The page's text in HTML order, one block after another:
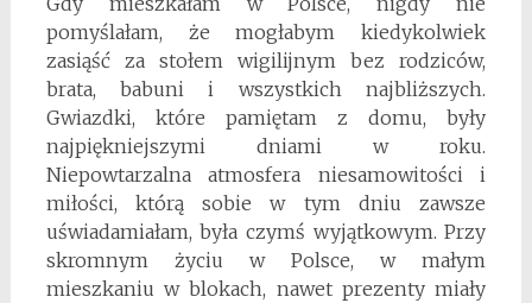
pomyślałam, że mogłabym kiedykolwiek
zasiąść za stołem wigilijnym bez rodziców,
brata, babuni i wszystkich najbliższych.
Gwiazdki, które pamiętam z domu, były
najpiękniejszymi dniami w roku.
Niepowtarzalna atmosfera niesamowitości i
miłości, którą sobie w tym dniu zawsze
uświadamiałam, była czymś wyjątkowym. Przy
skromnym życiu w Polsce, w małym
mieszkaniu w blokach, nawet prezenty miały